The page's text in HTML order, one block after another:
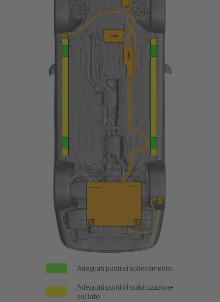
Adeguati punti di sollevamento
Adeguati punti di stabilizzazione
sul lato